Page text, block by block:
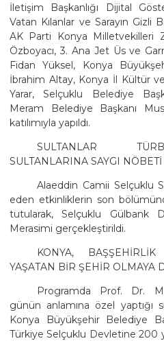
İletişim Başkanlığı Dijital
Vatan Kılanlar ve Sarayın Gizli
AK Parti Konya Milletvekilleri
Özboyacı, 3. Ana Jet Üs ve
Fidan Yüksel, Konya
İbrahim Altay, Konya İl Kültür
Yarar, Selçuklu Belediye
Meram Belediye Başkanı
katılımıyla yapıldı.
SULTANLAR
SULTANLARINA SAYGI
Alaeddin Camii Selçuklu
eden etkinliklerin son
tutularak, Selçuklu Gülbank
Merasimi gerçekleştirildi.
KONYA,
YAŞATAN BİR ŞEHİR OLMAYA
Programda Prof. Dr.
günün anlamına özel yaptığı
Konya Büyükşehir Belediye
Türkiye Selçuklu Devletine 200